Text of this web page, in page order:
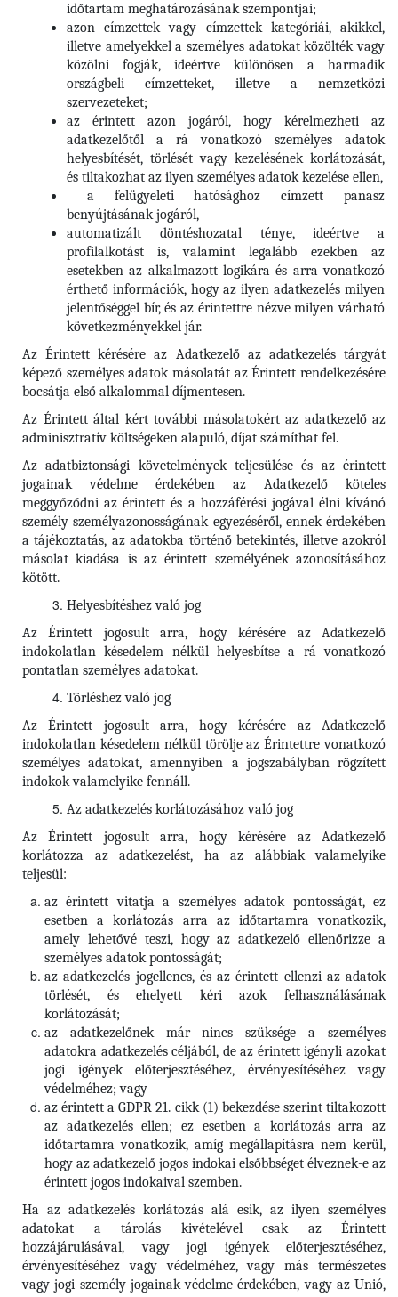
időtartam meghatározásának szempontjai;
azon címzettek vagy címzettek kategóriái, akikkel,
illetve amelyekkel a személyes adatokat közölték vagy
közölni fogják, ideértve különösen a harmadik
országbeli címzetteket, illetve a nemzetközi
szervezeteket;
az érintett azon jogáról, hogy kérelmezheti az
adatkezelőtől a rá vonatkozó személyes adatok
helyesbítését, törlését vagy kezelésének korlátozását,
és tiltakozhat az ilyen személyes adatok kezelése ellen,
a felügyeleti hatósághoz címzett panasz
benyújtásának jogáról,
automatizált döntéshozatal ténye, ideértve a
profilalkotást is, valamint legalább ezekben az
esetekben az alkalmazott logikára és arra vonatkozó
érthető információk, hogy az ilyen adatkezelés milyen
jelentőséggel bír, és az érintettre nézve milyen várható
következményekkel jár.
Az Érintett kérésére az Adatkezelő az adatkezelés tárgyát
képező személyes adatok másolatát az Érintett rendelkezésére
bocsátja első alkalommal díjmentesen.
Az Érintett által kért további másolatokért az adatkezelő az
adminisztratív költségeken alapuló, díjat számíthat fel.
Az adatbiztonsági követelmények teljesülése és az érintett
jogainak védelme érdekében az Adatkezelő köteles
meggyőződni az érintett és a hozzáférési jogával élni kívánó
személy személyazonosságának egyezéséről, ennek érdekében
a tájékoztatás, az adatokba történő betekintés, illetve azokról
másolat kiadása is az érintett személyének azonosításához
kötött.
Helyesbítéshez való jog
Az Érintett jogosult arra, hogy kérésére az Adatkezelő
indokolatlan késedelem nélkül helyesbítse a rá vonatkozó
pontatlan személyes adatokat.
Törléshez való jog
Az Érintett jogosult arra, hogy kérésére az Adatkezelő
indokolatlan késedelem nélkül törölje az Érintettre vonatkozó
személyes adatokat, amennyiben a jogszabályban rögzített
indokok valamelyike fennáll.
Az adatkezelés korlátozásához való jog
Az Érintett jogosult arra, hogy kérésére az Adatkezelő
korlátozza az adatkezelést, ha az alábbiak valamelyike
teljesül:
az érintett vitatja a személyes adatok pontosságát, ez
esetben a korlátozás arra az időtartamra vonatkozik,
amely lehetővé teszi, hogy az adatkezelő ellenőrizze a
személyes adatok pontosságát;
az adatkezelés jogellenes, és az érintett ellenzi az adatok
törlését, és ehelyett kéri azok felhasználásának
korlátozását;
az adatkezelőnek már nincs szüksége a személyes
adatokra adatkezelés céljából, de az érintett igényli azokat
jogi igények előterjesztéséhez, érvényesítéséhez vagy
védelméhez; vagy
az érintett a GDPR 21. cikk (1) bekezdése szerint tiltakozott
az adatkezelés ellen; ez esetben a korlátozás arra az
időtartamra vonatkozik, amíg megállapításra nem kerül,
hogy az adatkezelő jogos indokai elsőbbséget élveznek-e az
érintett jogos indokaival szemben.
Ha az adatkezelés korlátozás alá esik, az ilyen személyes
adatokat a tárolás kivételével csak az Érintett
hozzájárulásával, vagy jogi igények előterjesztéséhez,
érvényesítéséhez vagy védelméhez, vagy más természetes
vagy jogi személy jogainak védelme érdekében, vagy az Unió,